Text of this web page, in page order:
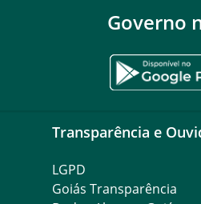
Governo
Transparência e
LGPD
Goiás Transparência